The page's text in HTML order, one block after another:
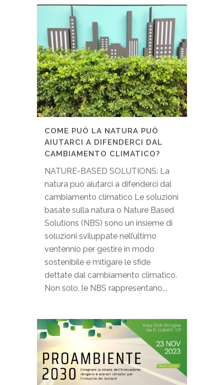
COME PUÒ LA NATURA PUÒ
AIUTARCI A DIFENDERCI DAL
CAMBIAMENTO CLIMATICO?
NATURE-BASED SOLUTIONS: La
natura può aiutarci a difenderci dal
cambiamento climatico Le soluzioni
basate sulla natura o Nature Based
Solutions (NBS) sono un insieme di
soluzioni sviluppate nell’ultimo
ventennio per gestire in modo
sostenibile e mitigare le sfide
dettate dal cambiamento climatico.
Non solo, le NBS rappresentano...